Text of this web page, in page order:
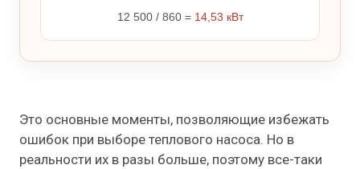
12 500 / 860 = 14,53 кВт
Это основные моменты, позволяющие избежать
ошибок при выборе теплового насоса. Но в
реальности их в разы больше, поэтому все-таки